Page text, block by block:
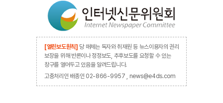
[열린보도원칙] 당 매체는 독자와 취재원 등 뉴스이용자의 권리
보장을 위해 반론이나 정정보도, 추후보도를 요청할 수 있는
창구를 열어두고 있음을 알려드립니다.
고충처리인 배종인 02-866-9957 , news@e4ds.com